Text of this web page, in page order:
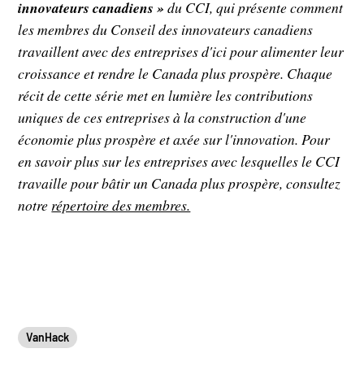
innovateurs canadiens » du CCI, qui présente comment
les membres du Conseil des innovateurs canadiens
travaillent avec des entreprises d'ici pour alimenter leur
croissance et rendre le Canada plus prospère. Chaque
récit de cette série met en lumière les contributions
uniques de ces entreprises à la construction d'une
économie plus prospère et axée sur l'innovation. Pour
en savoir plus sur les entreprises avec lesquelles le CCI
travaille pour bâtir un Canada plus prospère, consultez
notre répertoire des membres.
VanHack